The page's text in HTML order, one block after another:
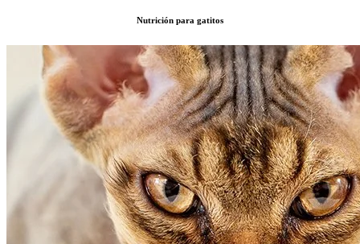
Nutrición para gatitos